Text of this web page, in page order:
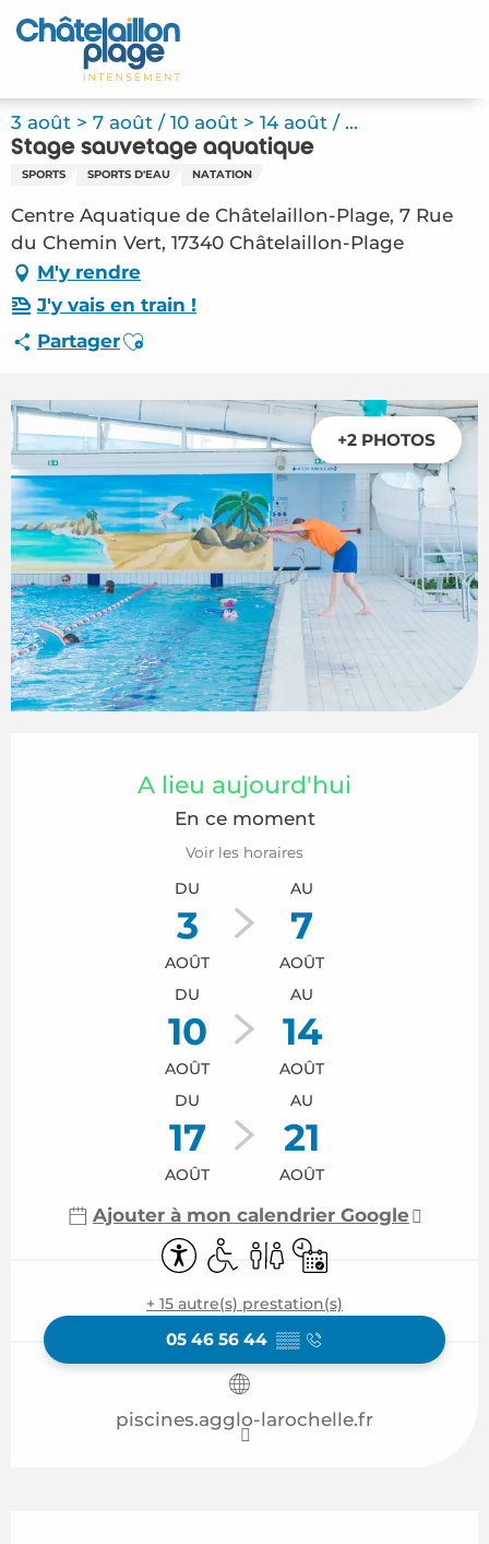
Aller
au
principal
Accueil
Découvrir
Activités
A vivre
Rendez-vous
Votre séjour
3 août > 7 août / 10 août > 14 août / ...
Stage sauvetage aquatique
SPORTS SPORTS D'EAU NATATION
Centre Aquatique de Châtelaillon-Plage, 7 Rue
du Chemin Vert, 17340 Châtelaillon-Plage
M'y rendre
J'y vais en train !
PartagerAjouter aux favoris
+2 PHOTOS
A lieu aujourd'hui
En ce moment
Voir les horaires
DU
3
AOÛT
AU
7
AOÛT
DU
10
AOÛT
AU
14
AOÛT
DU
17
AOÛT
AU
21
AOÛT
Ajouter à mon calendrier Google
Accessibilité
Accès handicapés
ToilettesUniquement sur
+ 15 autre(s) prestation(s)
05 46 56 44 ▒▒
piscines.agglo-larochelle.fr